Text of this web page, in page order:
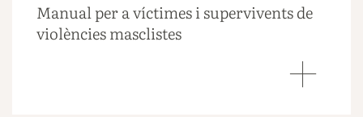
Manual per a víctimes i supervivents de
violències masclistes